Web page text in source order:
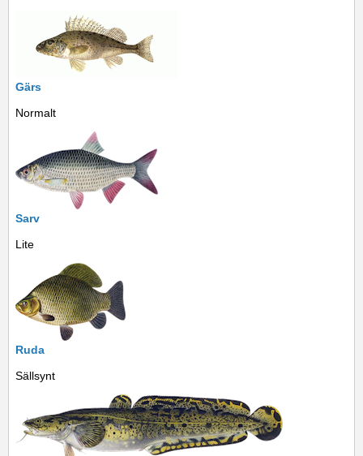
Gärs
Normalt
Sarv
Lite
Ruda
Sällsynt